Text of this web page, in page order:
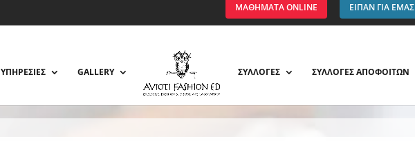
ΜΑΘΗΜΑΤΑ ONLINE ΕΙΠΑΝ ΓΙΑ ΕΜΑΣ
ΥΠΗΡΕΣΙΕΣ GALLERY ΣΥΛΛΟΓΕΣ ΣΥΛΛΟΓΕΣ ΑΠΟΦΟΙΤΩΝ